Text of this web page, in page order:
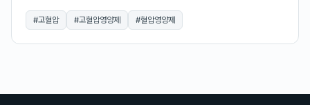
#고혈압 #고혈압영양제 #혈압영양제